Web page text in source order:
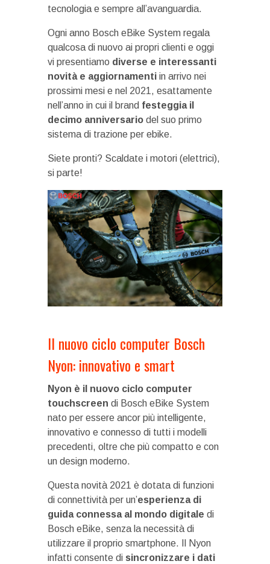
tecnologia e sempre all’avanguardia.
Ogni anno Bosch eBike System regala
qualcosa di nuovo ai propri clienti e oggi
vi presentiamo diverse e interessanti
novità e aggiornamenti in arrivo nei
prossimi mesi e nel 2021, esattamente
nell’anno in cui il brand festeggia il
decimo anniversario del suo primo
sistema di trazione per ebike.
Siete pronti? Scaldate i motori (elettrici),
si parte!
Il nuovo ciclo computer Bosch
Nyon: innovativo e smart
Nyon è il nuovo ciclo computer
touchscreen di Bosch eBike System
nato per essere ancor più intelligente,
innovativo e connesso di tutti i modelli
precedenti, oltre che più compatto e con
un design moderno.
Questa novità 2021 è dotata di funzioni
di connettività per un’esperienza di
guida connessa al mondo digitale di
Bosch eBike, senza la necessità di
utilizzare il proprio smartphone. Il Nyon
infatti consente di sincronizzare i dati